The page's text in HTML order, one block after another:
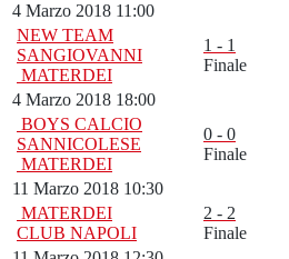
4 Marzo 2018 11:00
NEW TEAM
SANGIOVANNI
MATERDEI
1 - 1
Finale
4 Marzo 2018 18:00
BOYS CALCIO
SANNICOLESE
MATERDEI
0 - 0
Finale
11 Marzo 2018 10:30
MATERDEI
CLUB NAPOLI
2 - 2
Finale